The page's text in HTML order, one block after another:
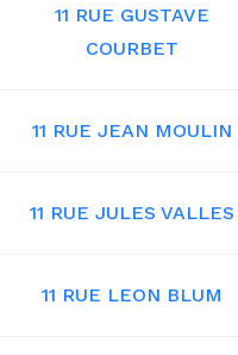
11 RUE GUSTAVE
COURBET
11 RUE JEAN MOULIN
11 RUE JULES VALLES
11 RUE LEON BLUM